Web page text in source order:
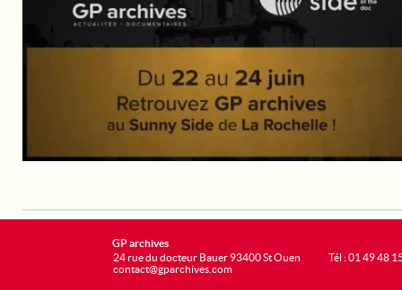
GP archives
24 rue du docteur Bauer 93400 St Ouen
contact@gparchives.com
Tél : 01 49 48